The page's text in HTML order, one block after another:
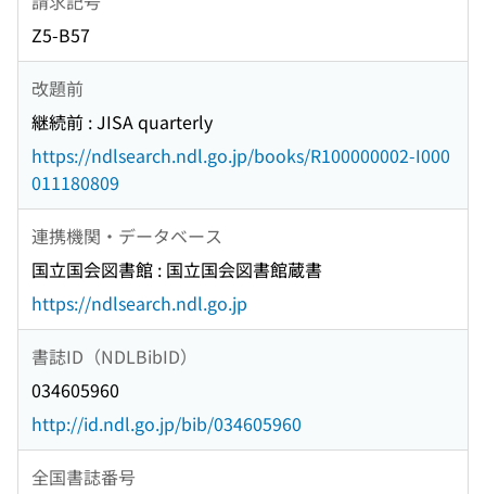
Z5-B57
改題前
継続前 : JISA quarterly
https://ndlsearch.ndl.go.jp/books/R100000002-I000
011180809
連携機関・データベース
国立国会図書館 : 国立国会図書館蔵書
https://ndlsearch.ndl.go.jp
書誌ID（NDLBibID）
034605960
http://id.ndl.go.jp/bib/034605960
全国書誌番号